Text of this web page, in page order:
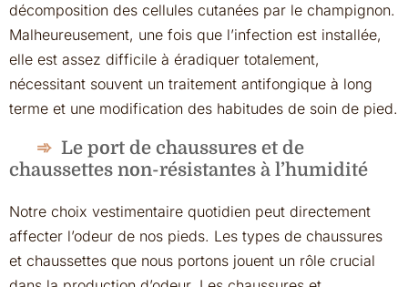
décomposition des cellules cutanées par le champignon.
Malheureusement, une fois que l’infection est installée,
elle est assez difficile à éradiquer totalement,
nécessitant souvent un traitement antifongique à long
terme et une modification des habitudes de soin de pied.
Le port de chaussures et de
chaussettes non-résistantes à l’humidité
Notre choix vestimentaire quotidien peut directement
affecter l’odeur de nos pieds. Les types de chaussures
et chaussettes que nous portons jouent un rôle crucial